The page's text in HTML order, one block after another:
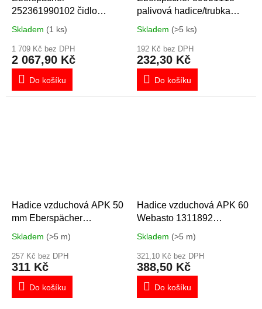
252361990102 čidlo
Skladem (1 ks)
1 709 Kč bez DPH
2 067,90 Kč
Do košíku
palivová hadice/trubka
Skladem (>5 ks)
192 Kč bez DPH
232,30 Kč
Do košíku
Hadice vzduchová APK 50
mm Eberspächer
102114290000
Skladem (>5 m)
257 Kč bez DPH
311 Kč
Do košíku
Hadice vzduchová APK 60
Webasto 1311892
102114310000
Skladem (>5 m)
321,10 Kč bez DPH
388,50 Kč
Do košíku